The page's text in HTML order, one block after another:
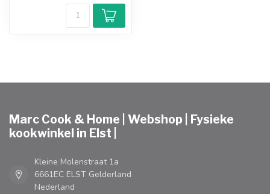
Marc Cook & Home | Webshop | Fysieke
kookwinkel in Elst |
Kleine Molenstraat 1a
6661EC ELST Gelderland
Nederland